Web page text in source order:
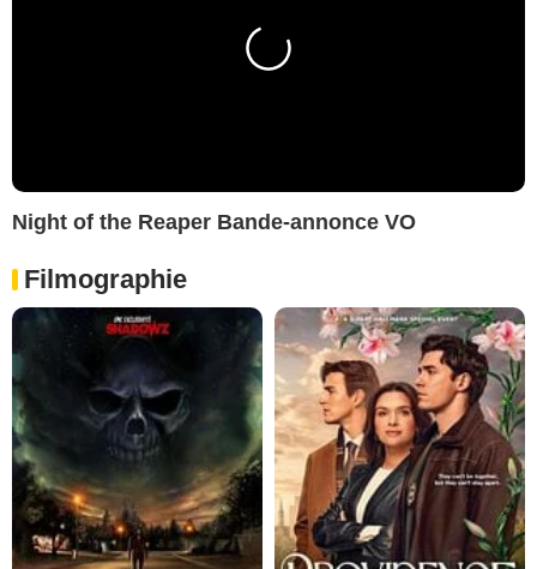
Night of the Reaper Bande-annonce VO
Filmographie